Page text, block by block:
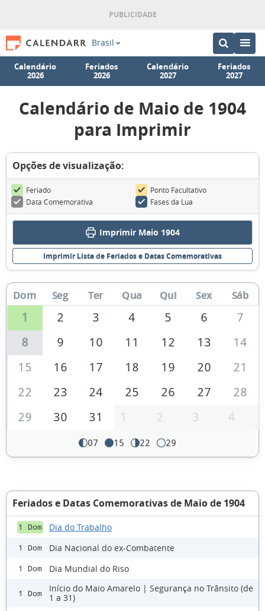
Brasil
Calendário
2026
Feriados
2026
Calendário
2027
Feriados
2027
Calendário de Maio de 1904
para Imprimir
Opções de visualização:
Feriado
Ponto Facultativo
Data Comemorativa
Fases da Lua
Imprimir Maio 1904
Imprimir Lista de Feriados e Datas Comemorativas
Dom Seg Ter Qua Qui Sex Sáb
1 2 3 4 5 6
7
8
9 10 11 12 13
14
15
16 17 18 19 20
21
22
23 24 25 26 27
28
29
30 31 1 2 3 4
07 15 22 29
Feriados e Datas Comemorativas de Maio de 1904
1 Dom Dia do Trabalho
1 Dom Dia Nacional do ex-Combatente
1 Dom Dia Mundial do Riso
1 Dom
Início do Maio Amarelo | Segurança no Trânsito (de
1 a 31)